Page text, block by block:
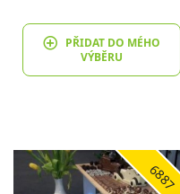
PŘIDAT DO MÉHO
VÝBĚRU
6887